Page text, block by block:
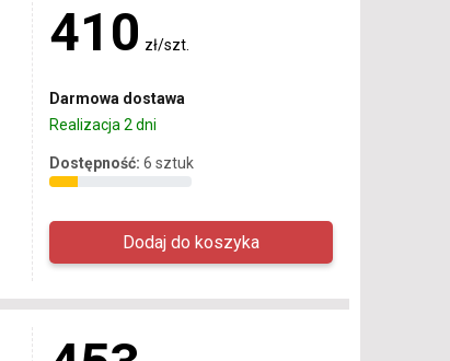
410 zł/szt.
Darmowa dostawa
Realizacja 2 dni
Dostępność: 6 sztuk